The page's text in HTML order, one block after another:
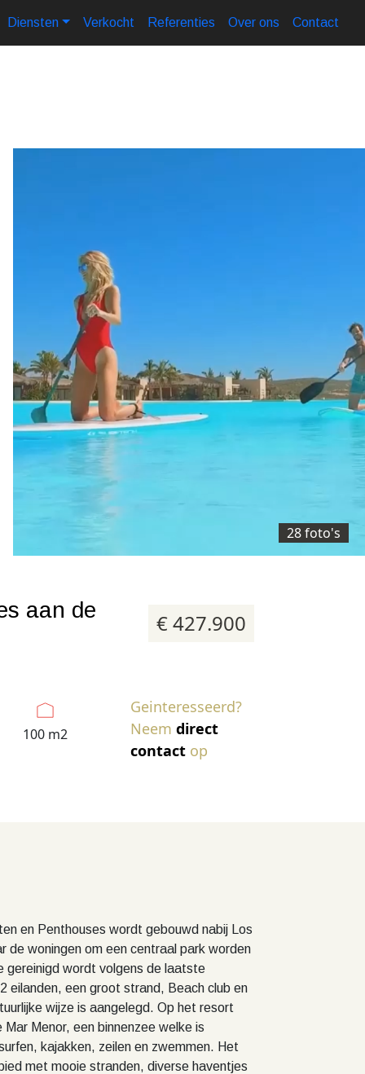
Diensten Verkocht Referenties Over ons Contact
28 foto's
aan de
€ 427.900
100 m2
Geinteresseerd?
Neem direct
contact op
en Penthouses wordt gebouwd nabij Los
de woningen om een centraal park worden
gereinigd wordt volgens de laatste
eilanden, een groot strand, Beach club en
wijze is aangelegd. Op het resort
Menor, een binnenzee welke is
kajakken, zeilen en zwemmen. Het
met mooie stranden, diverse haventjes